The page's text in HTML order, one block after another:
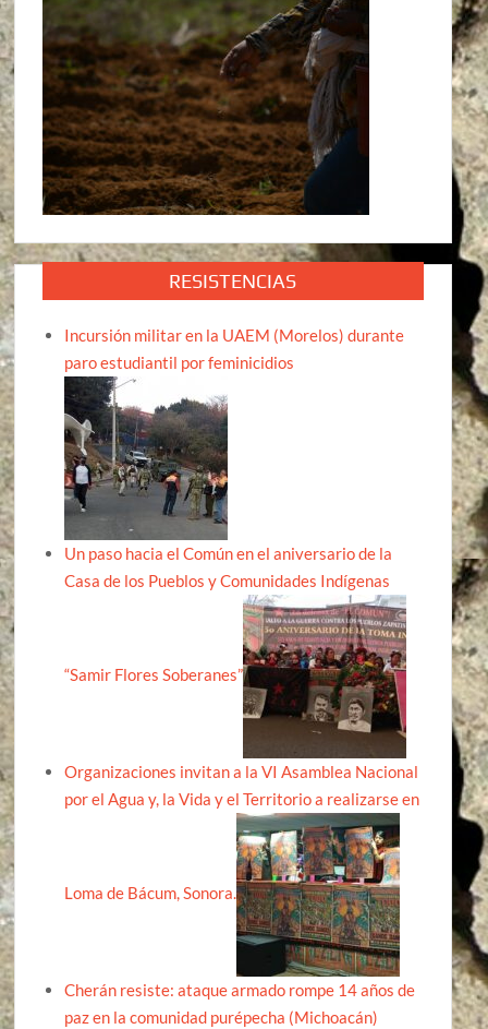
RESISTENCIAS
Incursión militar en la UAEM (Morelos) durante
paro estudiantil por feminicidios
Un paso hacia el Común en el aniversario de la
Casa de los Pueblos y Comunidades Indígenas
“Samir Flores Soberanes”
Organizaciones invitan a la VI Asamblea Nacional
por el Agua y, la Vida y el Territorio a realizarse en
Loma de Bácum, Sonora.
Cherán resiste: ataque armado rompe 14 años de
paz en la comunidad purépecha (Michoacán)